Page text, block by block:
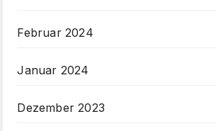
Februar 2024
Januar 2024
Dezember 2023